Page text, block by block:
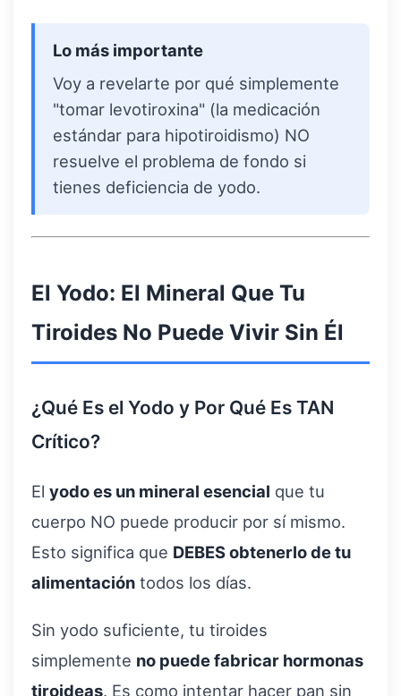
Lo más importante
Voy a revelarte por qué simplemente
"tomar levotiroxina" (la medicación
estándar para hipotiroidismo) NO
resuelve el problema de fondo si
tienes deficiencia de yodo.
El Yodo: El Mineral Que Tu
Tiroides No Puede Vivir Sin Él
¿Qué Es el Yodo y Por Qué Es TAN
Crítico?
El yodo es un mineral esencial que tu
cuerpo NO puede producir por sí mismo.
Esto significa que DEBES obtenerlo de tu
alimentación todos los días.
Sin yodo suficiente, tu tiroides
simplemente no puede fabricar hormonas
tiroideas. Es como intentar hacer pan sin